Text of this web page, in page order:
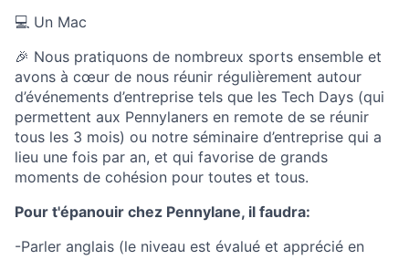
💻 Un Mac
🎉 Nous pratiquons de nombreux sports ensemble et
avons à cœur de nous réunir régulièrement autour
d’événements d’entreprise tels que les Tech Days (qui
permettent aux Pennylaners en remote de se réunir
tous les 3 mois) ou notre séminaire d’entreprise qui a
lieu une fois par an, et qui favorise de grands
moments de cohésion pour toutes et tous.
Pour t'épanouir chez Pennylane, il faudra:
-Parler anglais (le niveau est évalué et apprécié en